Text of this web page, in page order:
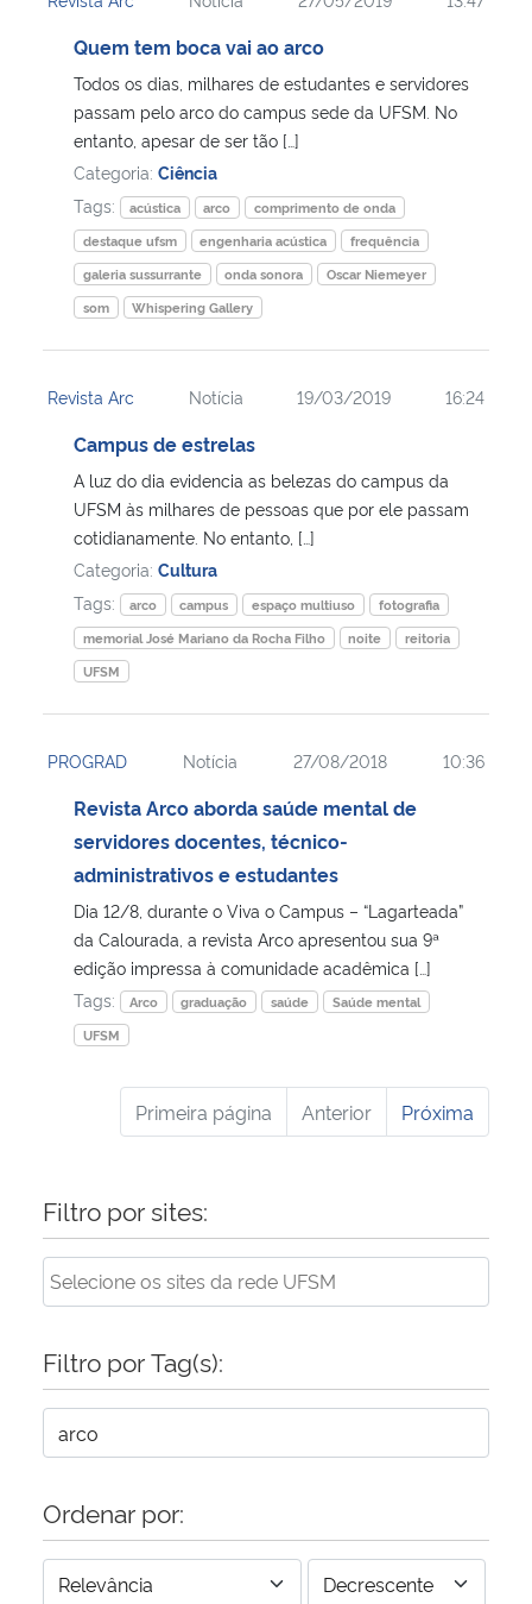
Quem tem boca vai ao arco
Todos os dias, milhares de estudantes e servidores
passam pelo arco do campus sede da UFSM. No
entanto, apesar de ser tão […]
Categoria: Ciência
Tags:
acústica arco
comprimento de onda
destaque ufsm
engenharia acústica
frequência
galeria sussurrante
onda sonora
Oscar Niemeyer
som
Whispering Gallery
Revista Arc Notícia 19/03/2019 16:24
Campus de estrelas
A luz do dia evidencia as belezas do campus da
UFSM às milhares de pessoas que por ele passam
cotidianamente. No entanto, […]
Categoria: Cultura
Tags:
arco campus espaço multiuso
fotografia
memorial José Mariano da Rocha Filho
noite
reitoria
UFSM
PROGRAD Notícia 27/08/2018 10:36
Revista Arco aborda saúde mental de
servidores docentes, técnico-
administrativos e estudantes
Dia 12/8, durante o Viva o Campus – “Lagarteada”
da Calourada, a revista Arco apresentou sua 9ª
edição impressa à comunidade acadêmica […]
Tags:
Arco graduação saúde
Saúde mental
UFSM
Primeira página Anterior Próxima
Filtro por sites:
Filtro por Tag(s):
Ordenar por: